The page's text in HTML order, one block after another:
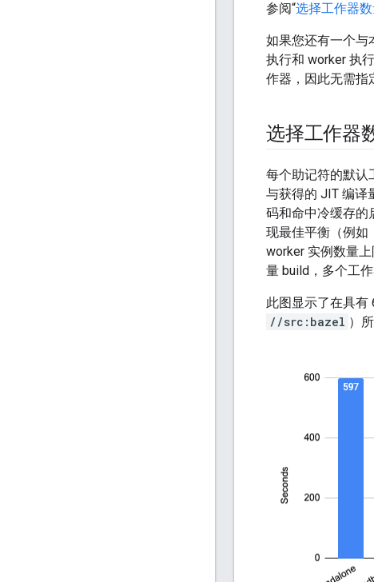
参阅“选择工作器
如果您还有一个与
执行和 worker 执
作器，因此无需指
选择工作器
每个助记符的默认
与获得的 JIT 编译
码和命中冷缓存的
现最佳平衡（例如
worker 实例数量
量 build，多个工
此图显示了在具有
//src:bazel ）